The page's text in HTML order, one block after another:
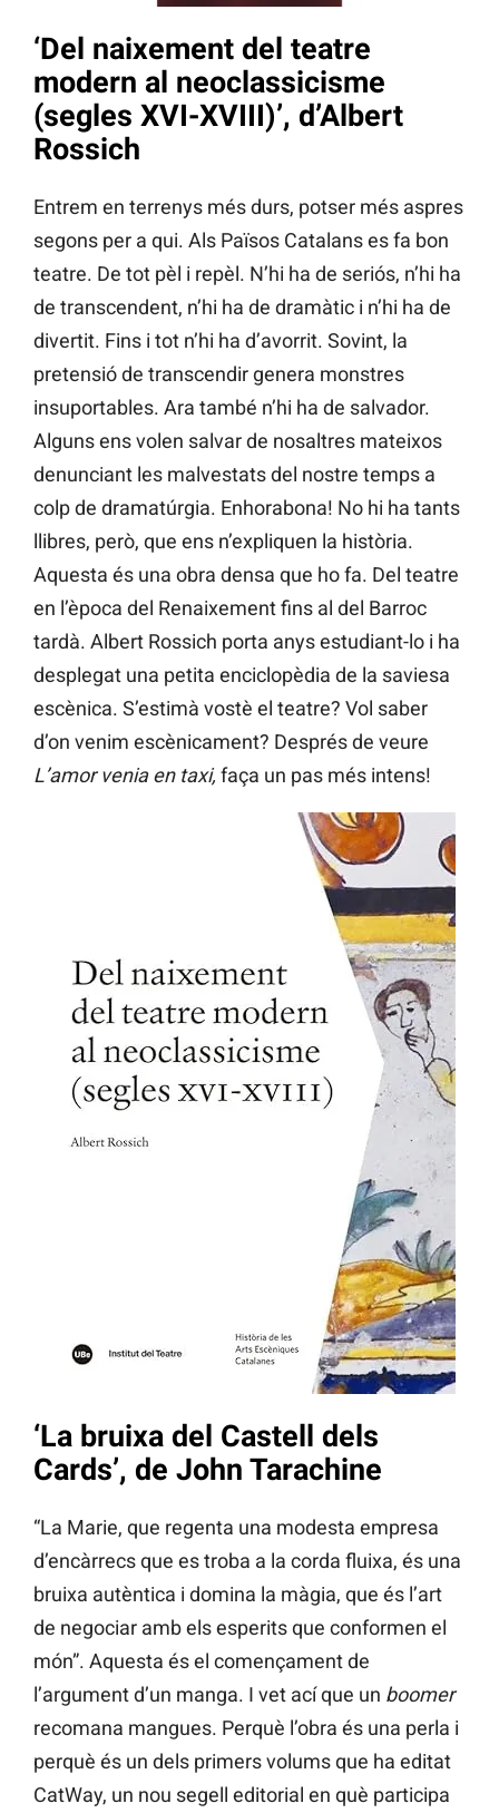
‘Del naixement del teatre
modern al neoclassicisme
(segles XVI-XVIII)’, d’Albert
Rossich
Entrem en terrenys més durs, potser més aspres
segons per a qui. Als Països Catalans es fa bon
teatre. De tot pèl i repèl. N’hi ha de seriós, n’hi ha
de transcendent, n’hi ha de dramàtic i n’hi ha de
divertit. Fins i tot n’hi ha d’avorrit. Sovint, la
pretensió de transcendir genera monstres
insuportables. Ara també n’hi ha de salvador.
Alguns ens volen salvar de nosaltres mateixos
denunciant les malvestats del nostre temps a
colp de dramatúrgia. Enhorabona! No hi ha tants
llibres, però, que ens n’expliquen la història.
Aquesta és una obra densa que ho fa. Del teatre
en l’època del Renaixement fins al del Barroc
tardà. Albert Rossich porta anys estudiant-lo i ha
desplegat una petita enciclopèdia de la saviesa
escènica. S’estimà vostè el teatre? Vol saber
d’on venim escènicament? Després de veure
L’amor venia en taxi, faça un pas més intens!
‘La bruixa del Castell dels
Cards’, de John Tarachine
“La Marie, que regenta una modesta empresa
d’encàrrecs que es troba a la corda fluixa, és una
bruixa autèntica i domina la màgia, que és l’art
de negociar amb els esperits que conformen el
món”. Aquesta és el començament de
l’argument d’un manga. I vet ací que un boomer
recomana mangues. Perquè l’obra és una perla i
perquè és un dels primers volums que ha editat
CatWay, un nou segell editorial en què participa